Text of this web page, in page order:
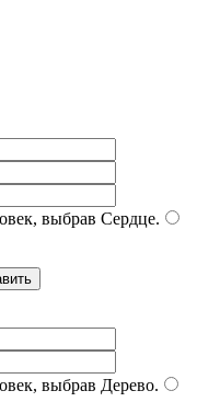
выбрав Сердце.
выбрав Дерево.